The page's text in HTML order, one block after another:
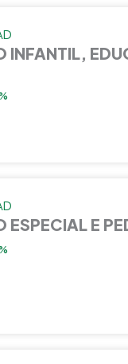
INFANTIL,
ESPECIAL E